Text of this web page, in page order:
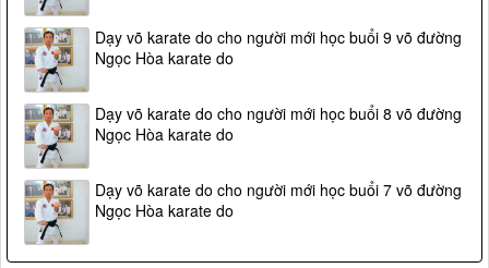
Dạy võ karate do cho người mới học buổi 9 võ đường
Ngọc Hòa karate do
Dạy võ karate do cho người mới học buổi 8 võ đường
Ngọc Hòa karate do
Dạy võ karate do cho người mới học buổi 7 võ đường
Ngọc Hòa karate do